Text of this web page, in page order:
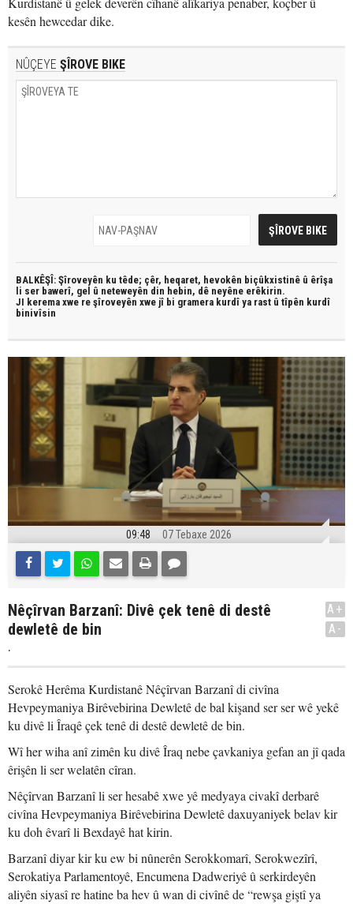
kesên hewcedar dike.
NÛÇEYE ŞÎROVE BIKE
BALKÊŞÎ: Şîroveyên ku têde; çêr, heqaret, hevokên biçûkxistinê û êrîşa
li ser bawerî, gel û neteweyên din hebin, dê neyêne erêkirin.
JI kerema xwe re şîroveyên xwe jî bi gramera kurdî ya rast û tîpên kurdî
binivîsin
09:48 07 Tebaxe 2026
Nêçîrvan Barzanî: Divê çek tenê di destê
dewletê de bin
.
A+
A-
Serokê Herêma Kurdistanê Nêçîrvan Barzanî di civîna
Hevpeymaniya Birêvebirina Dewletê de bal kişand ser ser wê yekê
ku divê li Îraqê çek tenê di destê dewletê de bin.
Wî her wiha anî zimên ku divê Îraq nebe çavkaniya gefan an jî qada
êrişên li ser welatên cîran.
Nêçîrvan Barzanî li ser hesabê xwe yê medyaya civakî derbarê
civîna Hevpeymaniya Birêvebirina Dewletê daxuyaniyek belav kir
ku doh êvarî li Bexdayê hat kirin.
Barzanî diyar kir ku ew bi nûnerên Serokkomarî, Serokwezîrî,
Serokatiya Parlamentoyê, Encumena Dadweriyê û serkirdeyên
aliyên siyasî re hatine ba hev û wan di civînê de “rewşa giştî ya